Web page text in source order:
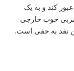
کند و به یک
مربی خوب خارجی
نقد به حقی است.